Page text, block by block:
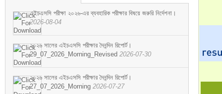
এইচএসসি পরীক্ষা ২০২৬-এর ব্যবহারিক পরীক্ষার বিষয়ে জরুরি নির্দেশনা।
2026-08-04
২০২৬ সালের এইচএসসি পরীক্ষার দৈনন্দিন রিপোর্ট।
29_07_2026_Morning_Revised 2026-07-30
২০২৬ সালের এইচএসসি পরীক্ষার দৈনন্দিন রিপোর্ট।
27_07_2026_Morning 2026-07-27